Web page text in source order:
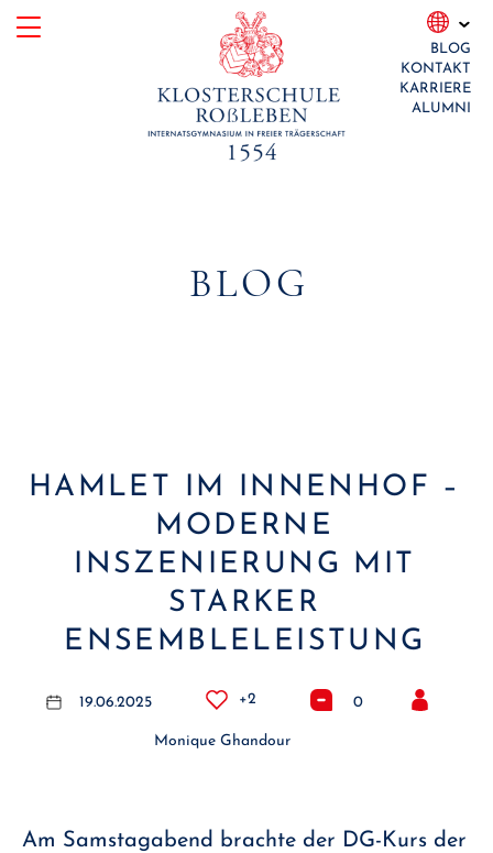
Skip
BLOG
KONTAKT
KARRIERE
ALUMNI
BLOG
HAMLET IM INNENHOF –
MODERNE
INSZENIERUNG MIT
STARKER
ENSEMBLELEISTUNG
19.06.2025 +2 0
Monique Ghandour
Am Samstagabend brachte der DG-Kurs der